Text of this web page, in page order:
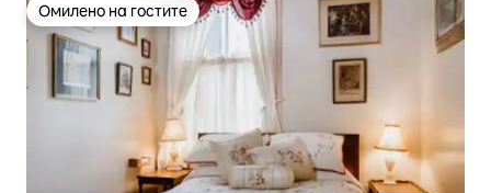
Омилено на гостите
Омилено на гостите